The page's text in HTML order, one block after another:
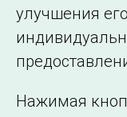
©2005–2026 АО «СО
улучшения
Нажимая